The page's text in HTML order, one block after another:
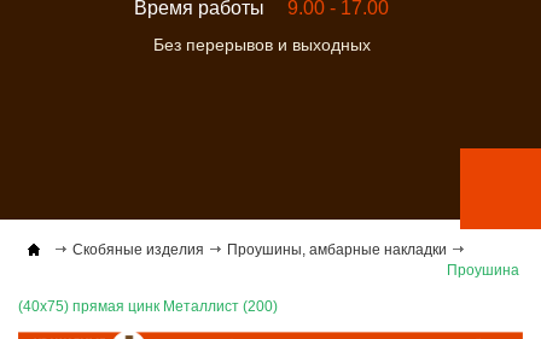
Время работы 9.00 - 17.00
Без перерывов и выходных
Скобяные изделия
Проушины, амбарные накладки
Проушина
(40х75) прямая цинк Металлист (200)